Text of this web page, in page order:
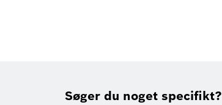
Søger du noget specifikt?